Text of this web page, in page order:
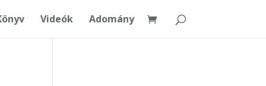
Videók Adomány